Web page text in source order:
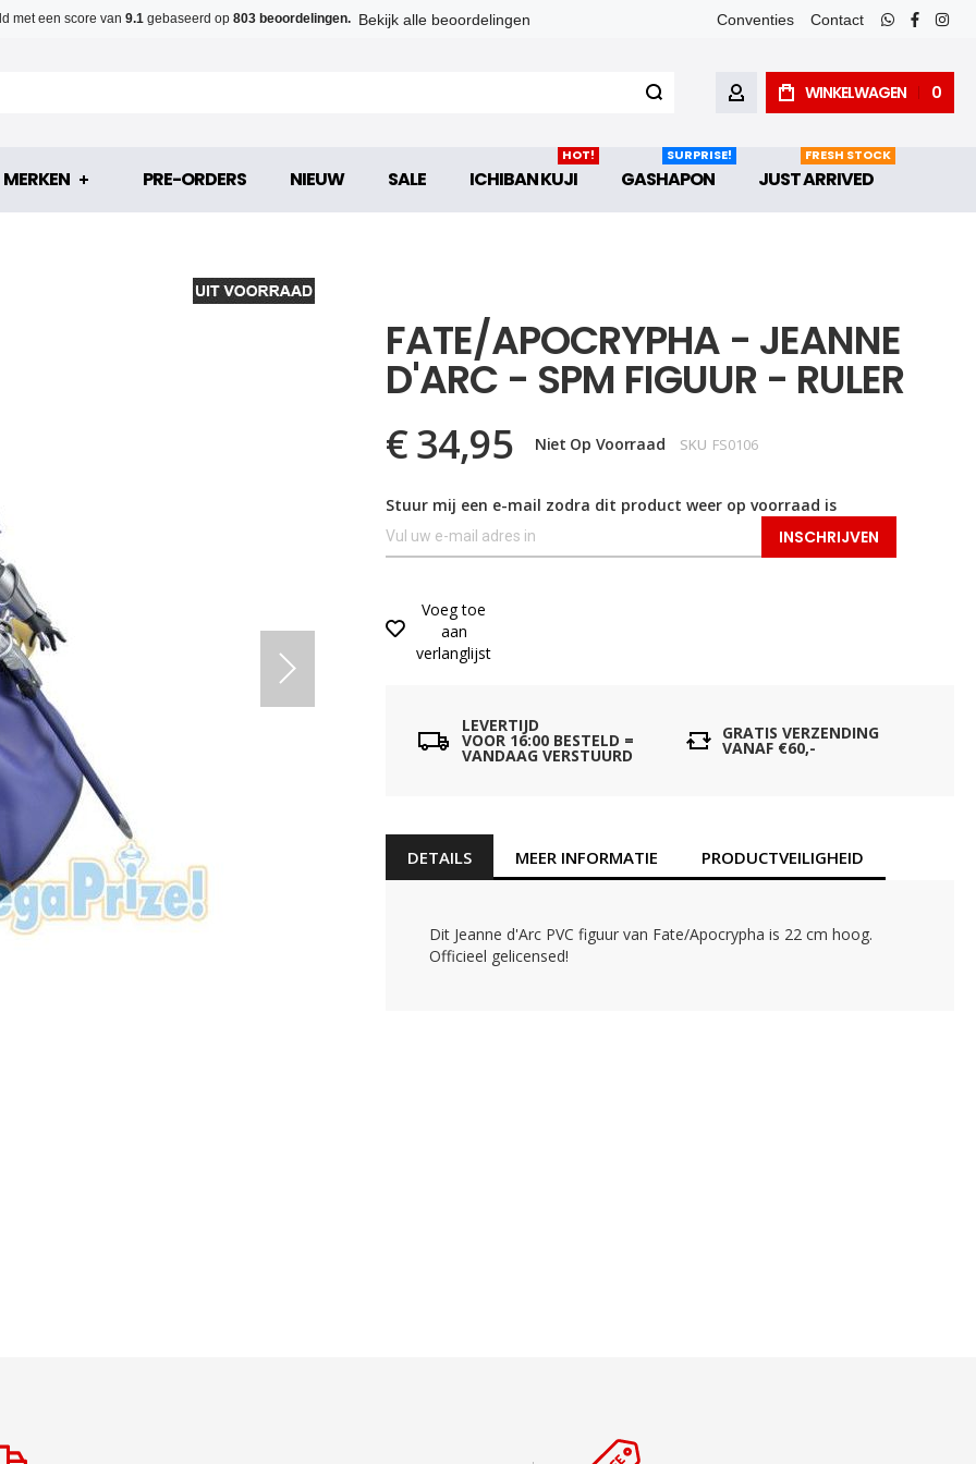
met een score van 9.1 gebaseerd op 803 beoordelingen. Bekijk alle beoordelingen Conventies Contact
whatsapp
facebook
ACCOUNTWINKELWAGEN 0
MERKEN PRE-ORDERS NIEUW SALE ICHIBAN KUJI
HOT!
GASHAPON
SURPRISE!
JUST ARRIVED
FRESH STOCK
FATE/APOCRYPHA - JEANNE
D'ARC - SPM FIGUUR - RULER
€ 34,95 Niet Op Voorraad SKU FS0106
Stuur mij een e-mail zodra dit product weer op voorraad is
INSCHRIJVEN
Voeg toe
aan
verlanglijst
LEVERTIJD
VOOR 16:00 BESTELD =
VANDAAG VERSTUURD
GRATIS VERZENDING
VANAF €60,-
DETAILS
Dit Jeanne d'Arc PVC figuur van Fate/Apocrypha is 22 cm hoog.
Officieel gelicensed!
MEER INFORMATIE PRODUCTVEILIGHEID